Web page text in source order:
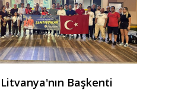
Litvanya'nın Başkenti